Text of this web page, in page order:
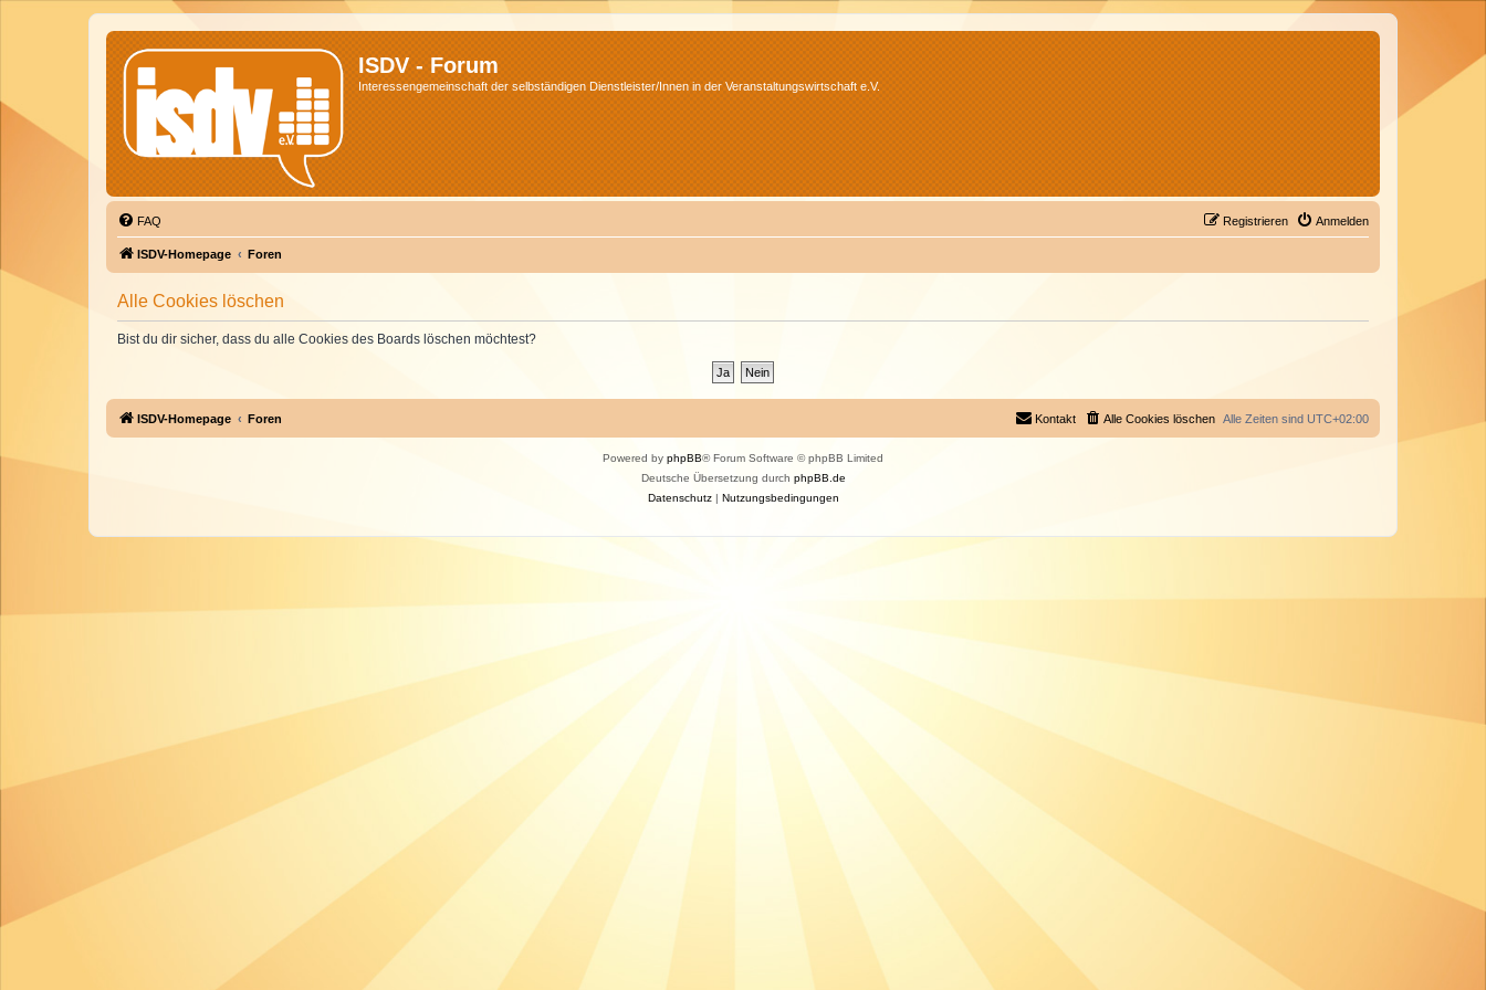
ISDV - Forum
Interessengemeinschaft der selbständigen Dienstleister/Innen in der Veranstaltungswirtschaft e.V.
FAQ Anmelden
Registrieren
ISDV-Homepage Foren
Alle Cookies löschen
Bist du dir sicher, dass du alle Cookies des Boards löschen möchtest?
ISDV-Homepage Foren Alle Zeiten sind UTC+02:00
Alle Cookies löschen
Kontakt
Powered by phpBB® Forum Software © phpBB Limited
Deutsche Übersetzung durch phpBB.de
Datenschutz| Nutzungsbedingungen